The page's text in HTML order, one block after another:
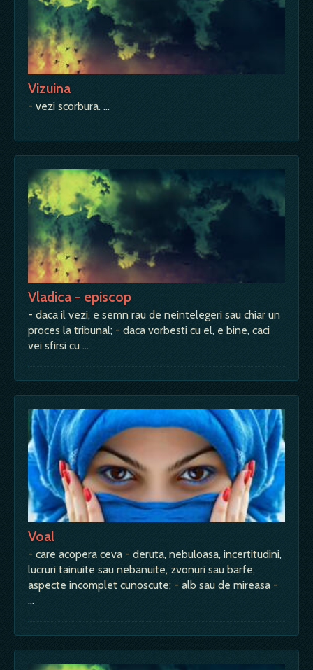
Vizuina
- vezi scorbura. …
Vladica - episcop
- daca il vezi, e semn rau de neintelegeri sau chiar un
proces la tribunal; - daca vorbesti cu el, e bine, caci
vei sfirsi cu …
Voal
- care acopera ceva - deruta, nebuloasa, incertitudini,
lucruri tainuite sau nebanuite, zvonuri sau barfe,
aspecte incomplet cunoscute; - alb sau de mireasa -
…